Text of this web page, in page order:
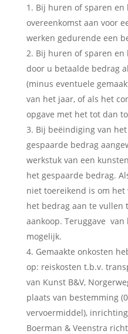
Bij huren of sparen en
overeenkomst aan voor
werken gedurende een
Bij huren of sparen
door u betaalde bedrag
(minus eventuele
van het jaar, of als het
opgave met het tot dan
Bij beëindiging van
gespaarde bedrag
werkstuk van een
het gespaarde bedrag.
niet toereikend is om
het bedrag aan te vullen
aankoop. Teruggave
mogelijk.
Gemaakte onkosten
op: reiskosten t.b.v.
van Kunst B&V,
plaats van bestemming
vervoermiddel),
Boerman & Veenstra